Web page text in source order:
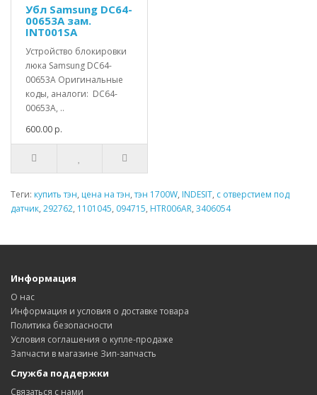
Убл Samsung DC64-
00653A зам.
INT001SA
Устройство блокировки
люка Samsung DC64-
00653A Оригинальные
коды, аналоги: DC64-
00653A, ..
600.00 р.
Теги: купить тэн, цена на тэн,тэн 1700W, INDESIT, с отверстием под
датчик, 292762, 1101045, 094715, HTR006AR, 3406054
Информация
О нас
Информация и условия о доставке товара
Политика безопасности
Условия соглашения о купле-продаже
Запчасти в магазине Зип-запчасть
Служба поддержки
Связаться с нами